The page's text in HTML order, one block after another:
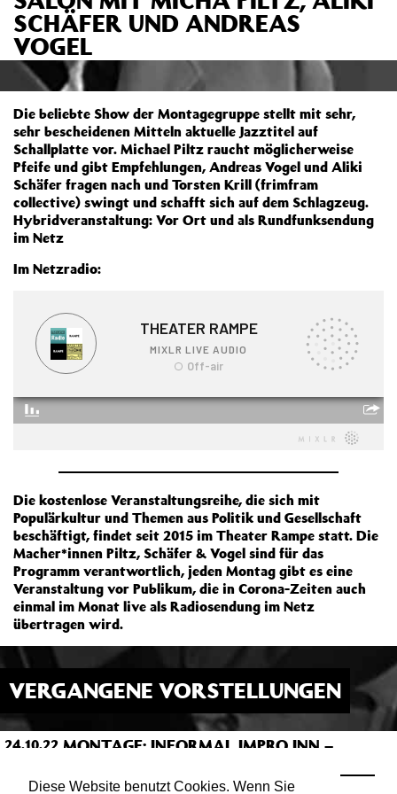
Diese Website benutzt Cookies. Wenn Sie
SCHÄFER UND ANDREAS
VOGEL
Die beliebte Show der Montagegruppe stellt mit sehr,
sehr bescheidenen Mitteln aktuelle Jazztitel auf
Schallplatte vor. Michael Piltz raucht möglicherweise
Pfeife und gibt Empfehlungen, Andreas Vogel und Aliki
Schäfer fragen nach und Torsten Krill (frimfram
collective) swingt und schafft sich auf dem Schlagzeug.
Hybridveranstaltung: Vor Ort und als Rundfunksendung
im Netz
Im Netzradio:
Die kostenlose Veranstaltungsreihe, die sich mit
Populärkultur und Themen aus Politik und Gesellschaft
beschäftigt, findet seit 2015 im Theater Rampe statt. Die
Macher*innen Piltz, Schäfer & Vogel sind für das
Programm verantwortlich, jeden Montag gibt es eine
Veranstaltung vor Publikum, die in Corona-Zeiten auch
einmal im Monat live als Radiosendung im Netz
übertragen wird.
VERGANGENE VORSTELLUNGEN
24.10.22 MONTAGE: INFORMAL IMPRO INN –
ATELIER